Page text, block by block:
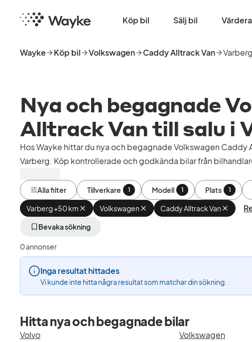
huvudinnehåll
Startsida Köp bil Sälj bil
Wayke Köp bil Volkswagen Caddy Alltrack Van Varberg
Nya och begagnade
Alltrack Van till salu i
Hos Wayke hittar du nya och begagnade Volkswagen Caddy
Varberg. Köp kontrollerade och godkända bilar från
Alla filter Tillverkare 1 Modell 1 Plats 1
Varberg +50 km Ta
bort
aktivt
(Plats)
Volkswagen Ta
bort
Caddy Alltrack Van Ta
bort
Bevaka sökning
0 annonser
Inga resultat hittades
Vi kunde inte hitta några resultat som matchar din sökning.
Hitta nya och begagnade bilar
Volvo Volkswagen